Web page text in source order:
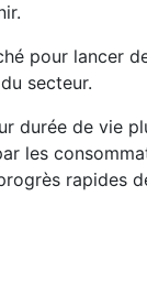
pour lancer
secteur.
durée de vie
les
rapides